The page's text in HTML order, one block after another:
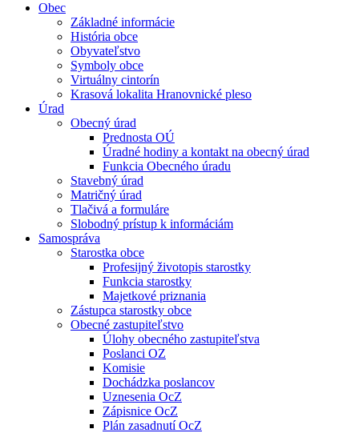
Obec
Základné informácie
História obce
Obyvateľstvo
Symboly obce
Virtuálny cintorín
Krasová lokalita Hranovnické pleso
Úrad
Obecný úrad
Prednosta OÚ
Úradné hodiny a kontakt na obecný úrad
Funkcia Obecného úradu
Stavebný úrad
Matričný úrad
Tlačivá a formuláre
Slobodný prístup k informáciám
Samospráva
Starostka obce
Profesijný životopis starostky
Funkcia starostky
Majetkové priznania
Zástupca starostky obce
Obecné zastupiteľstvo
Úlohy obecného zastupiteľstva
Poslanci OZ
Komisie
Dochádzka poslancov
Uznesenia OcZ
Zápisnice OcZ
Plán zasadnutí OcZ